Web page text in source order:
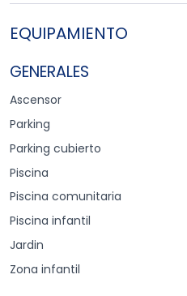
EQUIPAMIENTO
GENERALES
Ascensor
Parking
Parking cubierto
Piscina
Piscina comunitaria
Piscina infantil
Jardin
Zona infantil